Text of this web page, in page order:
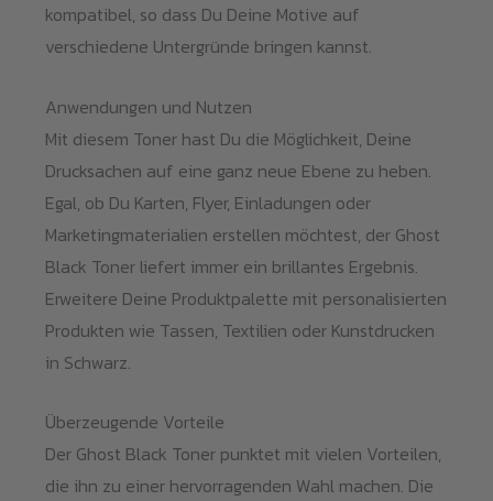
kompatibel, so dass Du Deine Motive auf
verschiedene Untergründe bringen kannst.
Anwendungen und Nutzen
Mit diesem Toner hast Du die Möglichkeit, Deine
Drucksachen auf eine ganz neue Ebene zu heben.
Egal, ob Du Karten, Flyer, Einladungen oder
Marketingmaterialien erstellen möchtest, der Ghost
Black Toner liefert immer ein brillantes Ergebnis.
Erweitere Deine Produktpalette mit personalisierten
Produkten wie Tassen, Textilien oder Kunstdrucken
in Schwarz.
Überzeugende Vorteile
Der Ghost Black Toner punktet mit vielen Vorteilen,
die ihn zu einer hervorragenden Wahl machen. Die